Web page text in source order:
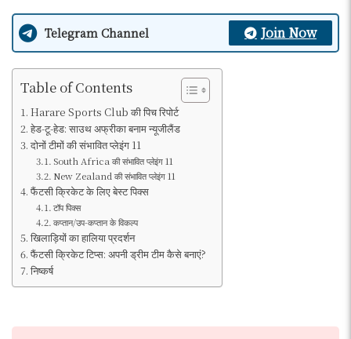
Telegram Channel Join Now
Table of Contents
Harare Sports Club की पिच रिपोर्ट
हेड-टू-हेड: साउथ अफ्रीका बनाम न्यूजीलैंड
दोनों टीमों की संभावित प्लेइंग 11
South Africa की संभावित प्लेइंग 11
New Zealand की संभावित प्लेइंग 11
फैंटसी क्रिकेट के लिए बेस्ट पिक्स
टॉप पिक्स
कप्तान/उप-कप्तान के विकल्प
खिलाड़ियों का हालिया प्रदर्शन
फैंटसी क्रिकेट टिप्स: अपनी ड्रीम टीम कैसे बनाएं?
निष्कर्ष